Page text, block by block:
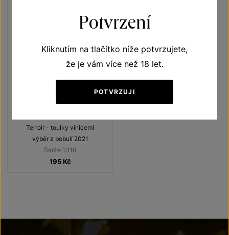
Terroir - toulky vinicemi
výběr z bobulí 2021
Šarže 1318
195 Kč
Potvrzení
Kliknutím na tlačítko níže potvrzujete,
že je vám více než 18 let.
POTVRZUJI